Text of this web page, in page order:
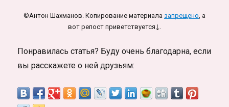
©Антон Шахманов. Копирование материала запрещено, а
вот репост приветствуется↓.
Понравилась статья? Буду очень благодарна, если
вы расскажете о ней друзьям: